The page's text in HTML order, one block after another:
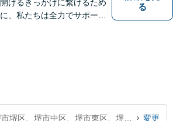
開けるきっかけに繋げるため
に、私たちは全力でサポート
る
変更